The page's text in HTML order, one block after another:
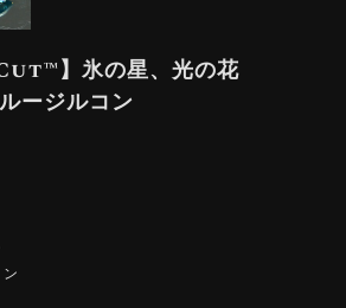
】氷の星、光の花
ージルコン